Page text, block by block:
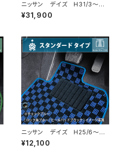
ニッサン デイズ H31/3〜
B40系 フロアマット一式 カ
ーマット 神戸タータン 特別
¥31,900
ニッサン デイズ H25/6〜H3
1/3 B21W フロアマット一
式 カーマット スタンダードタ
¥12,100